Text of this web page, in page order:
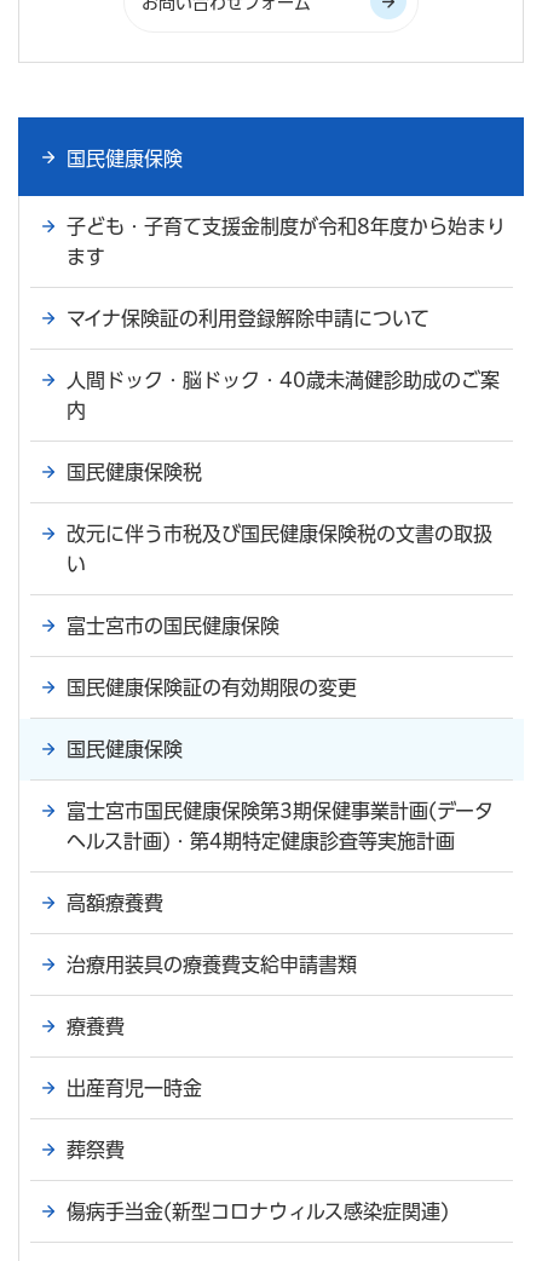
国民健康保険
子ども・子育て支援金制度が令和8年度から始まり
ます
マイナ保険証の利用登録解除申請について
人間ドック・脳ドック・40歳未満健診助成のご案
内
国民健康保険税
改元に伴う市税及び国民健康保険税の文書の取扱
い
富士宮市の国民健康保険
国民健康保険証の有効期限の変更
国民健康保険
富士宮市国民健康保険第3期保健事業計画(データ
ヘルス計画)・第4期特定健康診査等実施計画
高額療養費
治療用装具の療養費支給申請書類
療養費
出産育児一時金
葬祭費
傷病手当金(新型コロナウィルス感染症関連)